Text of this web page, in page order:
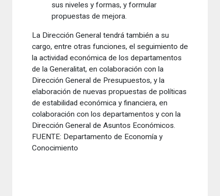
sus niveles y formas, y formular
propuestas de mejora.
La Dirección General tendrá también a su
cargo, entre otras funciones, el seguimiento de
la actividad económica de los departamentos
de la Generalitat, en colaboración con la
Dirección General de Presupuestos, y la
elaboración de nuevas propuestas de políticas
de estabilidad económica y financiera, en
colaboración con los departamentos y con la
Dirección General de Asuntos Económicos.
FUENTE: Departamento de Economía y
Conocimiento